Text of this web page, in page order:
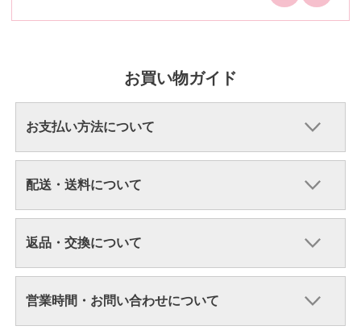
お買い物ガイド
お支払い方法について
配送・送料について
返品・交換について
営業時間・お問い合わせについて